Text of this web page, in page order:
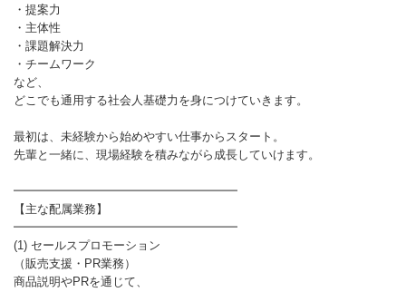
・提案力
・主体性
・課題解決力
・チームワーク
など、
どこでも通用する社会人基礎力を身につけていきます。
最初は、未経験から始めやすい仕事からスタート。
先輩と一緒に、現場経験を積みながら成長していけます。
━━━━━━━━━━━━━━━━━━━
【主な配属業務】
━━━━━━━━━━━━━━━━━━━
(1) セールスプロモーション
（販売支援・PR業務）
商品説明やPRを通じて、